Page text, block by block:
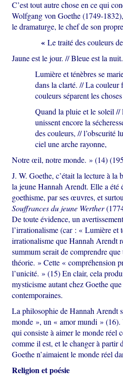
C’est tout autre chose en ce qui
Wolfgang von Goethe (1749-
le dramaturge, le chef de son
«Le traité des couleurs
Jaune est le jour. // Bleue est la
Lumière et ténèbres se
dans la clarté. // La couleur
couleurs séparent les
Quand la pluie et le soleil //
unissent encore la
des couleurs, // l’obscurité
ciel une arche rayonne,
Notre œil, notre monde. » (14)
J. W. Goethe, c’était la lecture à la
la jeune Hannah Arendt. Elle a été
goethisme, par ses œuvres, et
Souffrances du jeune Werther
De toute évidence, un
l’irrationalisme (car : « Lumière et
irrationalisme que Hannah Arendt
summum serait de comprendre
théorie. » Cette « compréhension
l’unicité. » (15) En clair, cela
mysticisme autant chez Goethe
contemporaines.
La philosophie de Hannah Arendt
monde », un « amor mundi »
qui consiste à aimer le monde réel
comme il est, et le changer à partir
Goethe n’aimaient le monde réel
Religion et poésie